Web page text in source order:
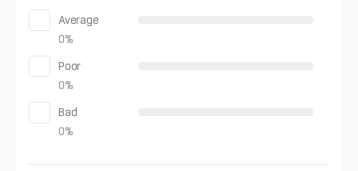
Average
0%
Poor
0%
Bad
0%